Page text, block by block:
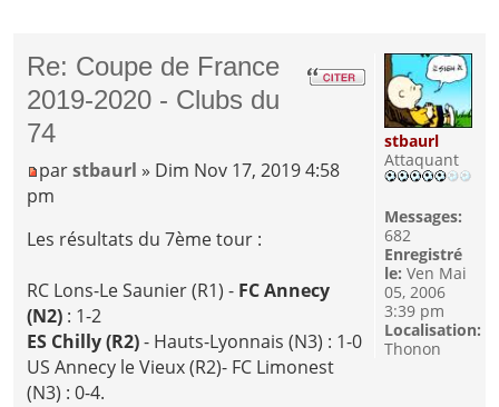
Re: Coupe de France
2019-2020 - Clubs du
74
parstbaurl » Dim Nov 17, 2019 4:58
pm
Les résultats du 7ème tour :
RC Lons-Le Saunier (R1) - FC Annecy
(N2) : 1-2
ES Chilly (R2)- Hauts-Lyonnais (N3) : 1-0
US Annecy le Vieux (R2)- FC Limonest
(N3) : 0-4.
stbaurl
Attaquant
Messages:
682
Enregistré
le: Ven Mai
05, 2006
3:39 pm
Localisation:
Thonon